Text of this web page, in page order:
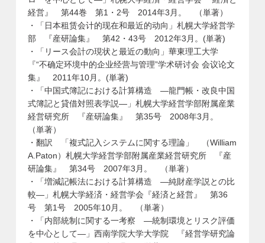
経営』 第44巻 第1・2号 2014年3月。 （単著）
・「日本租赁会计的现在和最近的动向」札幌大学経営学
部 『産研論集』 第42・43号 2012年3月。(単著)
・「リース会計の現状と最近の動向」華東理工大学
『“不确定环境中的企业经营与管理”学术研讨会 会议论文
集』 2011年10月。(単著)
・「中国式簿記における計算構造 ―龍門帳・改良中国
式簿記と貸借対照表学説―」札幌大学経営学部附属産業
経営研究所 『産研論集』 第35号 2008年3月。
（単著）
・翻訳 「複式記入システムに関する理論」 （William
A.Paton）札幌大学経営学部附属産業経営研究所 『産
研論集』 第34号 2007年3月。 （単著）
・「増減記帳法における計算構造 ―純財産学説との比
較―」札幌大学経済・経営学会『経済と経営』 第36
号 第1号 2005年10月。 （単著）
・「内部統制に関する一考察 ―統制環境とリスク評価
を中心として―」西南学院大学大学院 『経営学研究論